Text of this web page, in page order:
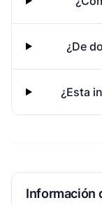
¿De
¿Esta
Información